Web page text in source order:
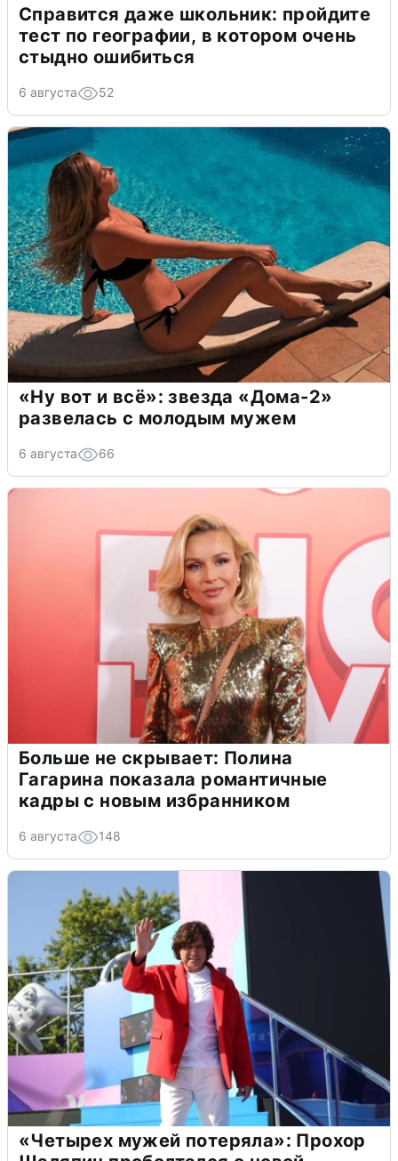
Справится даже школьник: пройдите
тест по географии, в котором очень
стыдно ошибиться
6 августа 52
«Ну вот и всё»: звезда «Дома-2»
развелась с молодым мужем
6 августа 66
Больше не скрывает: Полина
Гагарина показала романтичные
кадры с новым избранником
6 августа 148
«Четырех мужей потеряла»: Прохор